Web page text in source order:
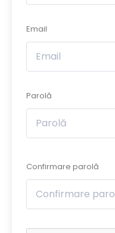
Email
Parolă
Confirmare parolă